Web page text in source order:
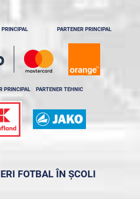
PRINCIPAL PARTENER PRINCIPAL
PRINCIPAL PARTENER TEHNIC
FOTBAL ÎN ȘCOLI